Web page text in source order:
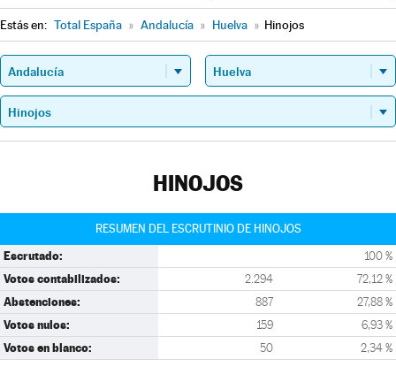
Estás en: Total España » Andalucía » Huelva » Hinojos
HINOJOS
RESUMEN DEL ESCRUTINIO DE HINOJOS
Escrutado: 100 %
Votos contabilizados: 2.294 72,12 %
Abstenciones: 887 27,88 %
Votos nulos: 159 6,93 %
Votos en blanco: 50 2,34 %